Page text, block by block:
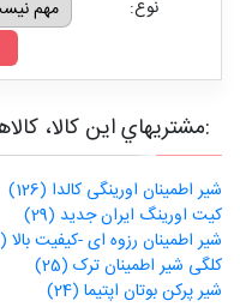
نوع:
مشتريهاي اين کالا، کالاهای زیر را نیز خريداري کرده اند:
شیر اطمینان اورینگی کالدا (126)
کیت اورینگ ایران جدید (29)
شیر اطمینان رزوه ای -کیفیت بالا (26)
کلگی شیر اطمینان ترک (25)
شیر پرکن بوتان اپتیما (24)